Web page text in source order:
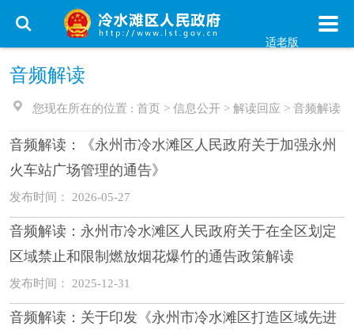
适老版
音频解读
您现在所在的位置 : 首页 > 信息公开 > 解读回应 > 音频解读
音频解读：《永州市冷水滩区人民政府关于加强永州
火车站广场管理的通告》
发布时间： 2026-05-27
音频解读：永州市冷水滩区人民政府关于在全区划定
区域禁止和限制燃放烟花爆竹的通告政策解读
发布时间： 2025-12-31
音频解读：关于印发《永州市冷水滩区打造区域先进